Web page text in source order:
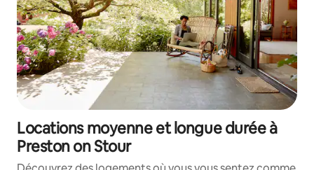
Locations moyenne et longue durée à
Preston on Stour